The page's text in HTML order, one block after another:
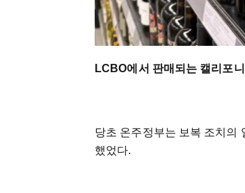
LCBO에서 판매되는 캘리포
당초 온주정부는 보복 조치의
했었다.